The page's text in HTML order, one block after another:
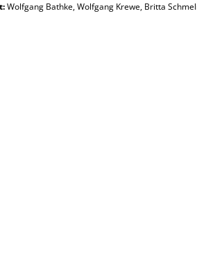
:Wolfgang Bathke,Wolfgang Krewe, Britta